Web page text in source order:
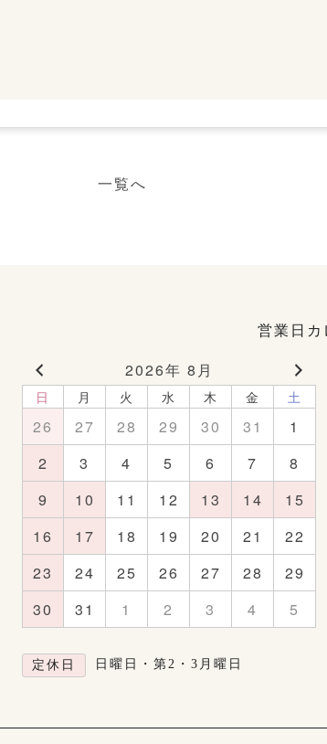
一覧へ
営業日
2026年 8月
日 月 火 水 木 金 土
26 27 28 29 30 31
1
2
3 4 5 6 7
8
9
10 11 12 13 14
15
16
17 18 19 20 21
22
23
24 25 26 27 28
29
30
31 1 2 3 4 5
定休日 日曜日・第2・3月曜日